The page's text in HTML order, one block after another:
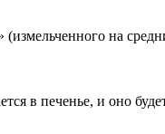
на
в печенье, и оно